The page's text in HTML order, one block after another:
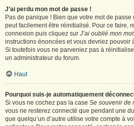
J’ai perdu mon mot de passe !
Pas de panique ! Bien que votre mot de passe
peut facilement être réinitialisé. Pour ce faire,
connexion puis cliquez sur J’ai oublié mon
instructions énoncées et vous devriez pouvoir
Si toutefois vous ne parveniez pas à
un administrateur du forum.
Haut
Pourquoi suis-je automatiquement
Si vous ne cochez pas la case Se souvenir de
vous ne resterez connecté que pendant une
que quelqu’un d’autre utilise votre compte à